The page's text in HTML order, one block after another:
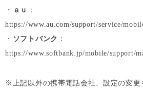
・
ａｕ
：
https://www.au.com/support/service/
・ ソフトバンク ：
https://www.softbank.jp/mobile/support/
※上記以外の携帯電話会社、設定の変更